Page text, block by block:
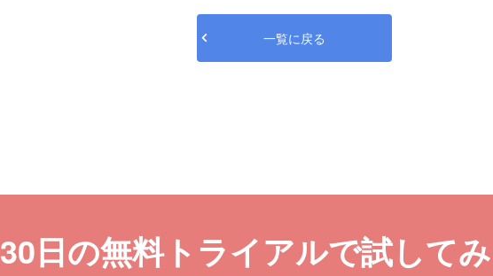
一覧に戻る
30日の無料トライアルで試して